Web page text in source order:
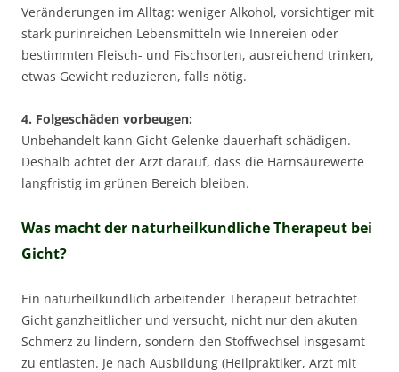
Veränderungen im Alltag: weniger Alkohol, vorsichtiger mit
stark purinreichen Lebensmitteln wie Innereien oder
bestimmten Fleisch- und Fischsorten, ausreichend trinken,
etwas Gewicht reduzieren, falls nötig.
4. Folgeschäden vorbeugen:
Unbehandelt kann Gicht Gelenke dauerhaft schädigen.
Deshalb achtet der Arzt darauf, dass die Harnsäurewerte
langfristig im grünen Bereich bleiben.
Was macht der naturheilkundliche Therapeut bei
Gicht?
Ein naturheilkundlich arbeitender Therapeut betrachtet
Gicht ganzheitlicher und versucht, nicht nur den akuten
Schmerz zu lindern, sondern den Stoffwechsel insgesamt
zu entlasten. Je nach Ausbildung (Heilpraktiker, Arzt mit